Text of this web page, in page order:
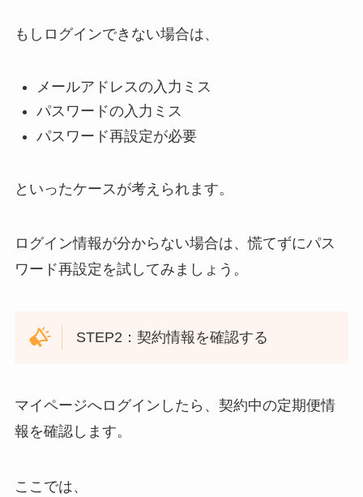
もしログインできない場合は、
メールアドレスの入力ミス
パスワードの入力ミス
パスワード再設定が必要
といったケースが考えられます。
ログイン情報が分からない場合は、慌てずにパス
ワード再設定を試してみましょう。
STEP2：契約情報を確認する
マイページへログインしたら、契約中の定期便情
報を確認します。
ここでは、